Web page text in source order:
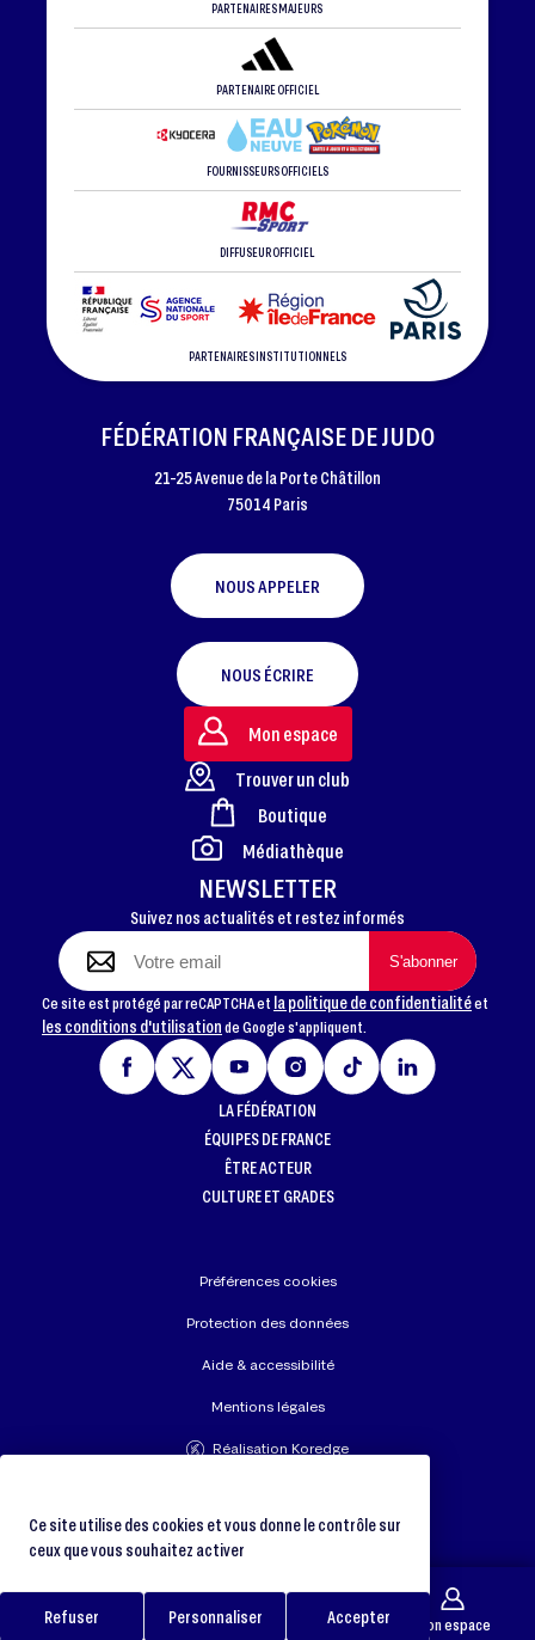
Galerie Trouver un club Boutique Mon espace
PARTENAIRES MAJEURS
PARTENAIRE OFFICIEL
FOURNISSEURS OFFICIELS
DIFFUSEUR OFFICIEL
PARTENAIRES INSTITUTIONNELS
FOOTER
FÉDÉRATION FRANÇAISE DE JUDO
21-25 Avenue de la Porte Châtillon
75014 Paris
NOUS APPELER
NOUS ÉCRIRE
NEWSLETTER
Suivez nos actualités et restez informés
Ce site est protégé par reCAPTCHA et la politique de confidentialitéet
les conditions d'utilisationde Google s'appliquent.
Mon espace
Trouver un club
Boutique
Médiathèque
LA FÉDÉRATION
ÉQUIPES DE FRANCE
ÊTRE ACTEUR
CULTURE ET GRADES
Préférences cookies
Protection des données
Aide & accessibilité
Mentions légales
Réalisation Koredge
Ce site utilise des cookies et vous donne le contrôle sur
ceux que vous souhaitez activer
Accepter
Refuser Personnaliser